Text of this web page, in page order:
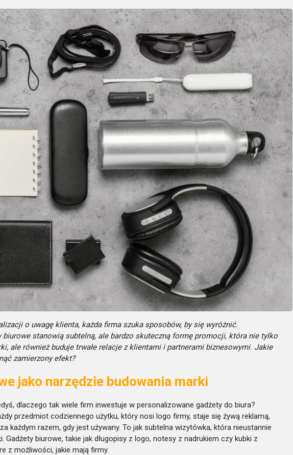
o uwagę klienta, każda firma szuka sposobów, by się wyróżnić.
biurowe stanowią subtelną, ale bardzo skuteczną formę promocji, która nie tylko
ale również buduje trwałe relacje z klientami i partnerami biznesowymi. Jakie
zamierzony efekt?
jako narzędzie budowania marki
dlaczego tak wiele firm inwestuje w personalizowane gadżety do biura?
przedmiot codziennego użytku, który nosi logo firmy, staje się żywą reklamą,
każdym razem, gdy jest używany. To jak subtelna wizytówka, która nieustannie
Gadżety biurowe, takie jak długopisy z logo, notesy z nadrukiem czy kubki z
z możliwości, jakie mają firmy.